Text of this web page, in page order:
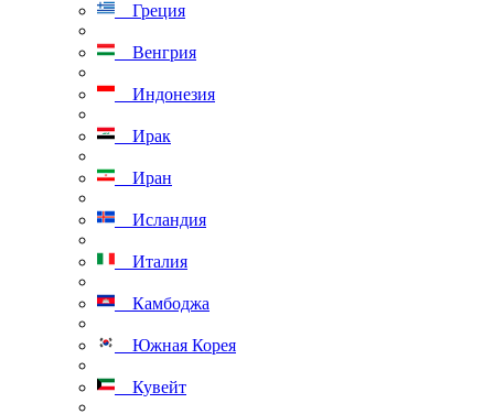
Греция
Венгрия
Индонезия
Ирак
Иран
Исландия
Италия
Камбоджа
Южная Корея
Кувейт